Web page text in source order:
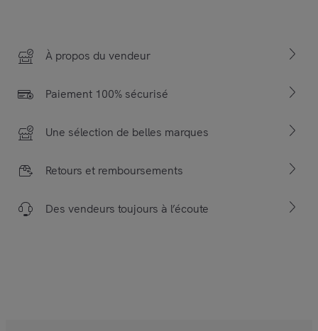
À propos du vendeur
Paiement 100% sécurisé
Une sélection de belles marques
Retours et remboursements
Des vendeurs toujours à l’écoute